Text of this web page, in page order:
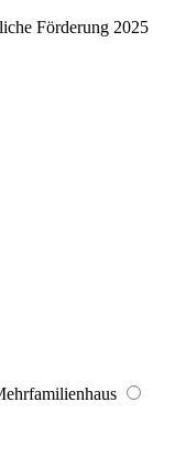
Förderung 2025